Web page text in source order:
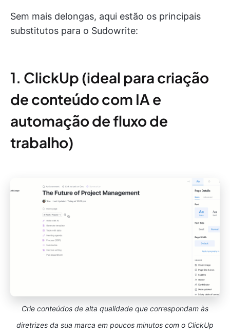
Sem mais delongas, aqui estão os principais
substitutos para o Sudowrite:
1. ClickUp (ideal para criação
de conteúdo com IA e
automação de fluxo de
trabalho)
Crie conteúdos de alta qualidade que correspondam às
diretrizes da sua marca em poucos minutos com o ClickUp